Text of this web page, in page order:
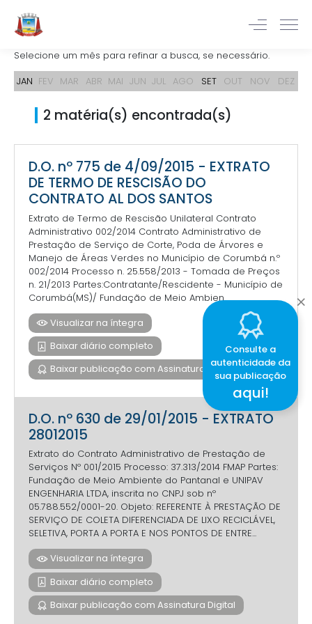
Selecione um mês para refinar a busca, se necessário.
JAN FEV MAR ABR MAI JUN JUL AGO SET OUT NOV DEZ
2 matéria(s) encontrada(s)
D.O. nº 775 de 4/09/2015 - EXTRATO
DE TERMO DE RESCISÃO DO
CONTRATO AL DOS SANTOS
Extrato de Termo de Rescisão Unilateral Contrato
Administrativo 002/2014 Contrato Administrativo de
Prestação de Serviço de Corte, Poda de Árvores e
Manejo de Áreas Verdes no Município de Corumbá n.º
002/2014 Processo n. 25.558/2013 - Tomada de Preços
n. 21/2013 Partes:Contratante/Rescidente - Município de
Corumbá(MS)/ Fundação de Meio Ambien...
Visualizar na íntegra
Baixar diário completo
Baixar publicação com Assinatura Digital
D.O. nº 630 de 29/01/2015 - EXTRATO
28012015
Extrato do Contrato Administrativo de Prestação de
Serviços Nº 001/2015 Processo: 37.313/2014 FMAP Partes:
Fundação de Meio Ambiente do Pantanal e UNIPAV
ENGENHARIA LTDA, inscrita no CNPJ sob nº
05.788.552/0001-20. Objeto: REFERENTE À PRESTAÇÃO DE
SERVIÇO DE COLETA DIFERENCIADA DE LIXO RECICLÁVEL,
SELETIVA, PORTA A PORTA E NOS PONTOS DE ENTRE...
Visualizar na íntegra
Baixar diário completo
Baixar publicação com Assinatura Digital
Consulte a
autenticidade da
sua publicação
aqui!